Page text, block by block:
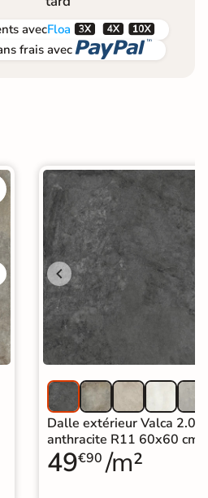
avecFloa  
frais avec
Dalle extérieur Valca 2.0
anthracite R11 60x60 cm
49€90 /m²